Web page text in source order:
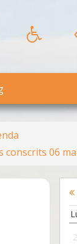
conscrits 06